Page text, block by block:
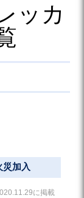
ッカ
加入
に掲載